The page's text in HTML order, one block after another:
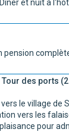
et nuit à
pension
des ports
le village de
vers les
pour